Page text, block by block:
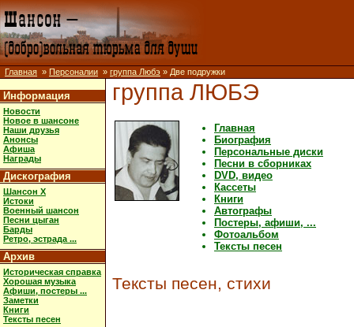
Главная » Персоналии » группа Любэ » Две подружки
Информация
Новости
Новое в шансоне
Наши друзья
Анонсы
Афиша
Награды
Дискография
Шансон X
Истоки
Военный шансон
Песни цыган
Барды
Ретро, эстрада ...
Архив
Историческая справка
Хорошая музыка
Афиши, постеры ...
Заметки
Книги
Тексты песен
группа ЛЮБЭ
Главная
Биография
Персональные диски
Песни в сборниках
DVD, видео
Кассеты
Книги
Автографы
Постеры, афиши, ...
Фотоальбом
Тексты песен
Тексты песен, стихи